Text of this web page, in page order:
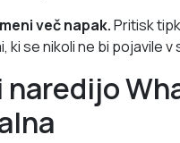
več napak.Pritisk
ki se nikoli ne bi pojavile
naredijo